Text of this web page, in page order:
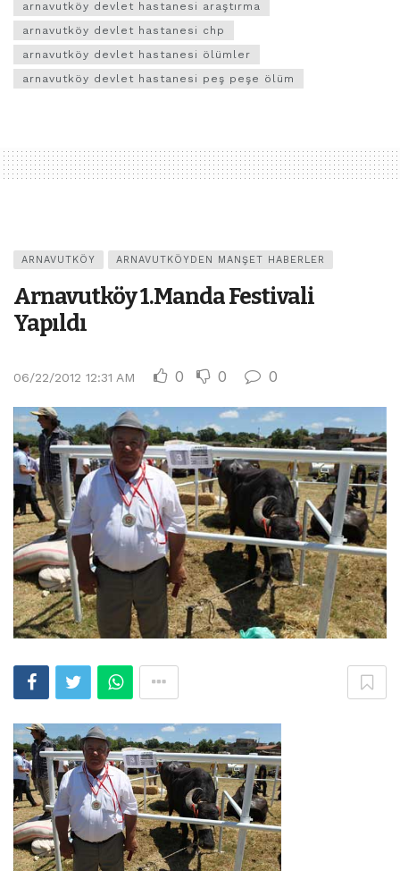
arnavutköy devlet hastanesi araştırma
arnavutköy devlet hastanesi chp
arnavutköy devlet hastanesi ölümler
arnavutköy devlet hastanesi peş peşe ölüm
ARNAVUTKÖY ARNAVUTKÖYDEN MANŞET HABERLER
Arnavutköy 1.Manda Festivali
Yapıldı
06/22/2012 12:31 AM 0 0 0